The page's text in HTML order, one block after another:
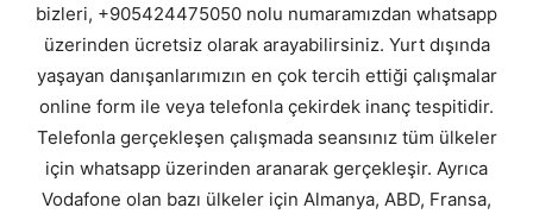
bizleri, +905424475050 nolu numaramızdan whatsapp
üzerinden ücretsiz olarak arayabilirsiniz. Yurt dışında
yaşayan danışanlarımızın en çok tercih ettiği çalışmalar
online form ile veya telefonla çekirdek inanç tespitidir.
Telefonla gerçekleşen çalışmada seansınız tüm ülkeler
için whatsapp üzerinden aranarak gerçekleşir. Ayrıca
Vodafone olan bazı ülkeler için Almanya, ABD, Fransa,